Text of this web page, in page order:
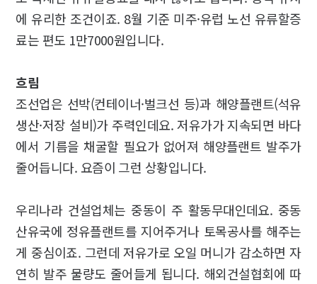
에 유리한 조건이죠. 8월 기준 미주·유럽 노선 유류할증
료는 편도 1만7000원입니다.
흐림
조선업은 선박(컨테이너·벌크선 등)과 해양플랜트(석유
생산·저장 설비)가 주력인데요. 저유가가 지속되면 바다
에서 기름을 채굴할 필요가 없어져 해양플랜트 발주가
줄어듭니다. 요즘이 그런 상황입니다.
우리나라 건설업체는 중동이 주 활동무대인데요. 중동
산유국에 정유플랜트를 지어주거나 토목공사를 해주는
게 중심이죠. 그런데 저유가로 오일 머니가 감소하면 자
연히 발주 물량도 줄어들게 됩니다. 해외건설협회에 따